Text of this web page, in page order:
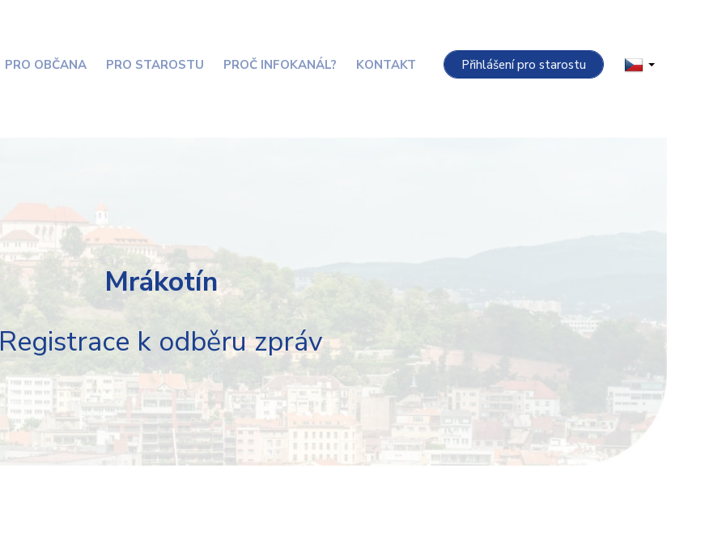
PRO OBČANA PRO STAROSTU PROČ INFOKANÁL? KONTAKT Přihlášení pro starostu
Mrákotín
Registrace k odběru zpráv